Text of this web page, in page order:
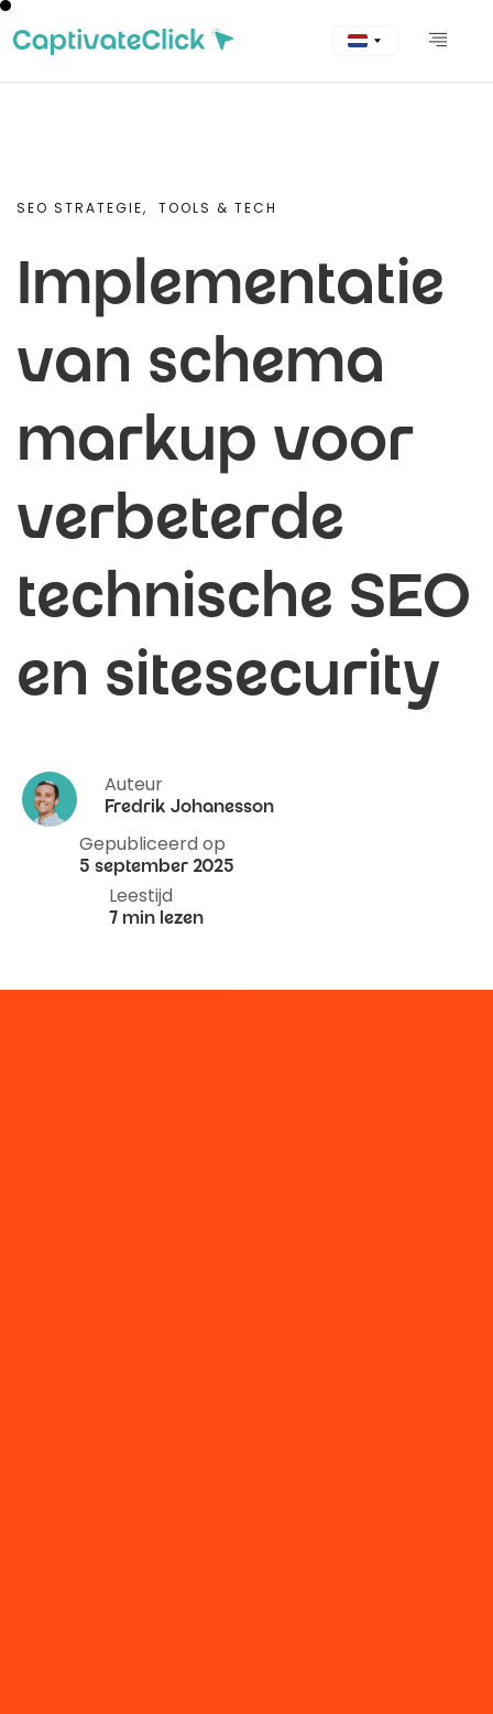
SEO STRATEGIE, TOOLS & TECH
Implementatie
van schema
markup voor
verbeterde
technische SEO
en sitesecurity
Auteur
Fredrik Johanesson
Gepubliceerd op
5 september 2025
Leestijd
7 min lezen